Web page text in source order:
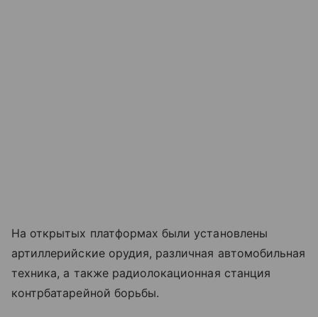
На открытых платформах были установлены
артиллерийские орудия, различная автомобильная
техника, а также радиолокационная станция
контрбатарейной борьбы.